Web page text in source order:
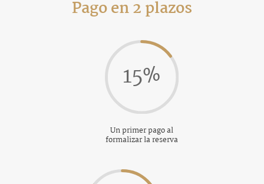
Pago en 2 plazos
15%
Un primer pago al
formalizar la reserva